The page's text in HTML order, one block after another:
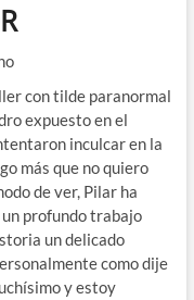
con tilde paranormal
expuesto en el
inculcar en la
más que no quiero
de ver, Pilar ha
profundo trabajo
un delicado
como dije
y estoy